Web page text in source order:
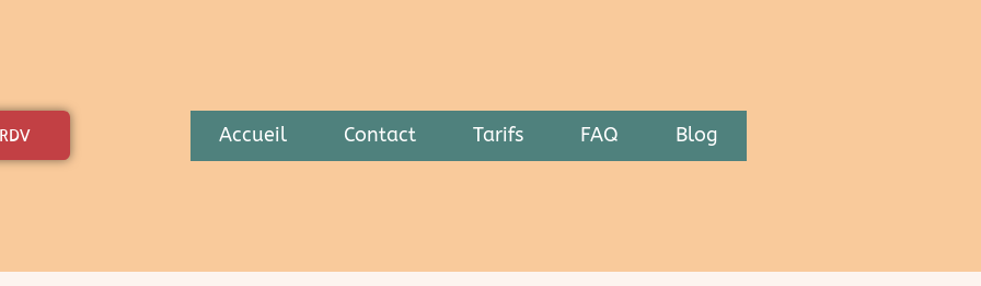
Accueil Contact Tarifs FAQ Blog